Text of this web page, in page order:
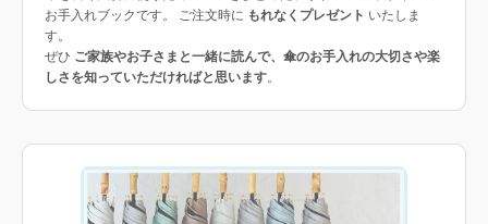
お手入れブックです。 ご注文時に もれなくプレゼント いたしま
す。
ぜひ ご家族やお子さまと一緒に読んで、傘のお手入れの大切さや楽
しさを知っていただければと思います。